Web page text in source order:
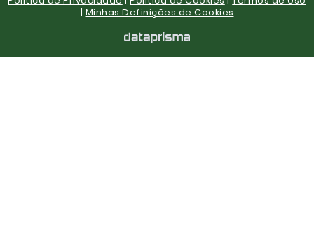
| Minhas Definições de Cookies